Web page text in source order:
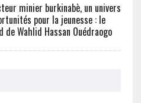
minier burkinabè, un univers
pour la jeunesse : le
de Wahlid Hassan Ouédraogo